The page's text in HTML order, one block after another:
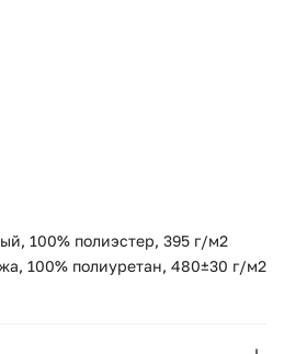
100% полиэстер, 395 г/м2
100% полиуретан, 480±30 г/м2